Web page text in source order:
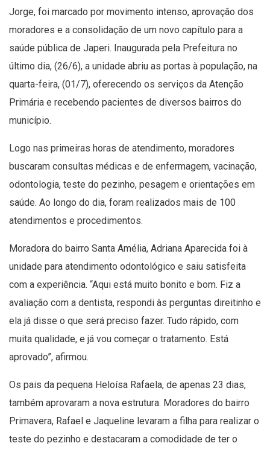
Jorge, foi marcado por movimento intenso, aprovação dos
moradores e a consolidação de um novo capítulo para a
saúde pública de Japeri. Inaugurada pela Prefeitura no
último dia, (26/6), a unidade abriu as portas à população, na
quarta-feira, (01/7), oferecendo os serviços da Atenção
Primária e recebendo pacientes de diversos bairros do
município.
Logo nas primeiras horas de atendimento, moradores
buscaram consultas médicas e de enfermagem, vacinação,
odontologia, teste do pezinho, pesagem e orientações em
saúde. Ao longo do dia, foram realizados mais de 100
atendimentos e procedimentos.
Moradora do bairro Santa Amélia, Adriana Aparecida foi à
unidade para atendimento odontológico e saiu satisfeita
com a experiência. “Aqui está muito bonito e bom. Fiz a
avaliação com a dentista, respondi às perguntas direitinho e
ela já disse o que será preciso fazer. Tudo rápido, com
muita qualidade, e já vou começar o tratamento. Está
aprovado”, afirmou.
Os pais da pequena Heloísa Rafaela, de apenas 23 dias,
também aprovaram a nova estrutura. Moradores do bairro
Primavera, Rafael e Jaqueline levaram a filha para realizar o
teste do pezinho e destacaram a comodidade de ter o